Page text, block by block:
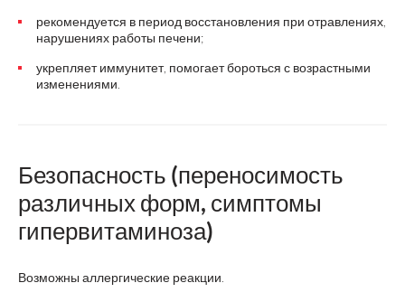
рекомендуется в период восстановления при отравлениях,
нарушениях работы печени;
укрепляет иммунитет, помогает бороться с возрастными
изменениями.
Безопасность (переносимость
различных форм, симптомы
гипервитаминоза)
Возможны аллергические реакции.